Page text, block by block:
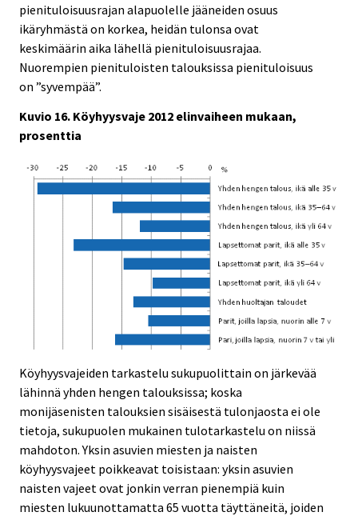
pienituloisuusrajan alapuolelle jääneiden osuus
ikäryhmästä on korkea, heidän tulonsa ovat
keskimäärin aika lähellä pienituloisuusrajaa.
Nuorempien pienituloisten talouksissa pienituloisuus
on ”syvempää”.
Kuvio 16. Köyhyysvaje 2012 elinvaiheen mukaan,
prosenttia
Köyhyysvajeiden tarkastelu sukupuolittain on järkevää
lähinnä yhden hengen talouksissa; koska
monijäsenisten talouksien sisäisestä tulonjaosta ei ole
tietoja, sukupuolen mukainen tulotarkastelu on niissä
mahdoton. Yksin asuvien miesten ja naisten
köyhyysvajeet poikkeavat toisistaan: yksin asuvien
naisten vajeet ovat jonkin verran pienempiä kuin
miesten lukuunottamatta 65 vuotta täyttäneitä, joiden